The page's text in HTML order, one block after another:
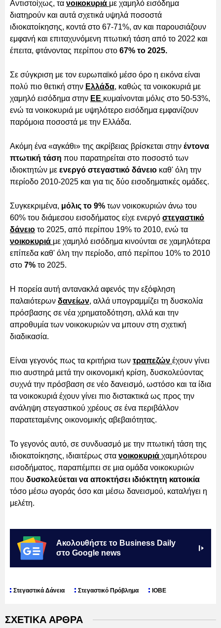
Αντιστοίχως, τα νοικοκυριά με χαμηλό εισόδημα
διατηρούν και αυτά σχετικά υψηλά ποσοστά
ιδιοκατοίκησης, κοντά στο 67-71%, αν και παρουσιάζουν
εμφανή και επιταχυνόμενη πτωτική τάση από το 2022 και
έπειτα, φτάνοντας περίπου στο 67% το 2025.
Σε σύγκριση με τον ευρωπαϊκό μέσο όρο η εικόνα είναι
πολύ πιο θετική στην Ελλάδα, καθώς τα νοικοκυριά με
χαμηλό εισόδημα στην ΕΕ κυμαίνονται μόλις στο 50-53%,
ενώ τα νοικοκυριά με υψηλότερο εισόδημα εμφανίζουν
παρόμοια ποσοστά με την Ελλάδα.
Ακόμη ένα «αγκάθι» της ακρίβειας βρίσκεται στην έντονα
πτωτική τάση που παρατηρείται στο ποσοστό των
ιδιοκτητών με ενεργό στεγαστικό δάνειο καθ' όλη την
περίοδο 2010-2025 και για τις δύο εισοδηματικές ομάδες.
Συγκεκριμένα, μόλις το 9% των νοικοκυριών άνω του
60% του διάμεσου εισοδήματος είχε ενεργό στεγαστικό
δάνειο το 2025, από περίπου 19% το 2010, ενώ τα
νοικοκυριά με χαμηλό εισόδημα κινούνται σε χαμηλότερα
επίπεδα καθ' όλη την περίοδο, από περίπου 10% το 2010
στο 7% το 2025.
Η πορεία αυτή αντανακλά αφενός την εξόφληση
παλαιότερων δανείων, αλλά υπογραμμίζει τη δυσκολία
πρόσβασης σε νέα χρηματοδότηση, αλλά και την
απροθυμία των νοικοκυριών να μπουν στη σχετική
διαδικασία.
Είναι γεγονός πως τα κριτήρια των τραπεζών έχουν γίνει
πιο αυστηρά μετά την οικονομική κρίση, δυσκολεύοντας
συχνά την πρόσβαση σε νέο δανεισμό, ωστόσο και τα ίδια
τα νοικοκυριά έχουν γίνει πιο διστακτικά ως προς την
ανάληψη στεγαστικού χρέους σε ένα περιβάλλον
παρατεταμένης οικονομικής αβεβαιότητας.
Το γεγονός αυτό, σε συνδυασμό με την πτωτική τάση της
ιδιοκατοίκησης, ιδιαιτέρως στα νοικοκυριά χαμηλότερου
εισοδήματος, παραπέμπει σε μια ομάδα νοικοκυριών
που δυσκολεύεται να αποκτήσει ιδιόκτητη κατοικία
τόσο μέσω αγοράς όσο και μέσω δανεισμού, καταλήγει η
μελέτη.
Ακολουθήστε το Business Daily
στο Google news
Στεγαστικά Δάνεια Στεγαστικό Πρόβλημα ΙΟΒΕ
ΣΧΕΤΙΚΑ ΑΡΘΡΑ